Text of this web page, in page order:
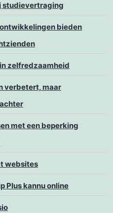
studievertraging
bieden
zelfredzaamheid
verbetert, maar
met een beperking
websites
Plus kannu online